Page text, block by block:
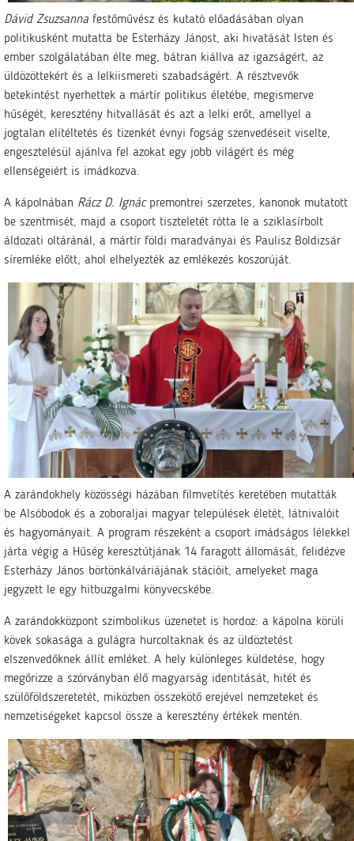
Dávid Zsuzsanna festőművész és kutató előadásában olyan
politikusként mutatta be Esterházy Jánost, aki hivatását Isten és
ember szolgálatában élte meg, bátran kiállva az igazságért, az
üldözöttekért és a lelkiismereti szabadságért. A résztvevők
betekintést nyerhettek a mártír politikus életébe, megismerve
hűségét, keresztény hitvallását és azt a lelki erőt, amellyel a
jogtalan elítéltetés és tizenkét évnyi fogság szenvedéseit viselte,
engesztelésül ajánlva fel azokat egy jobb világért és még
ellenségeiért is imádkozva.
A kápolnában Rácz D. Ignácpremontrei szerzetes, kanonok mutatott
be szentmisét, majd a csoport tiszteletét rótta le a sziklasírbolt
áldozati oltáránál, a mártír földi maradványai és Paulisz Boldizsár
síremléke előtt, ahol elhelyezték az emlékezés koszorúját.
A zarándokhely közösségi házában filmvetítés keretében mutatták
be Alsóbodok és a zoboraljai magyar települések életét, látnivalóit
és hagyományait. A program részeként a csoport imádságos lélekkel
járta végig a Hűség keresztútjának 14 faragott állomását, felidézve
Esterházy János börtönkálváriájának stációit, amelyeket maga
jegyzett le egy hitbuzgalmi könyvecskébe.
A zarándokközpont szimbolikus üzenetet is hordoz: a kápolna körüli
kövek sokasága a gulágra hurcoltaknak és az üldöztetést
elszenvedőknek állít emléket. A hely különleges küldetése, hogy
megőrizze a szórványban élő magyarság identitását, hitét és
szülőföldszeretetét, miközben összekötő erejével nemzeteket és
nemzetiségeket kapcsol össze a keresztény értékek mentén.